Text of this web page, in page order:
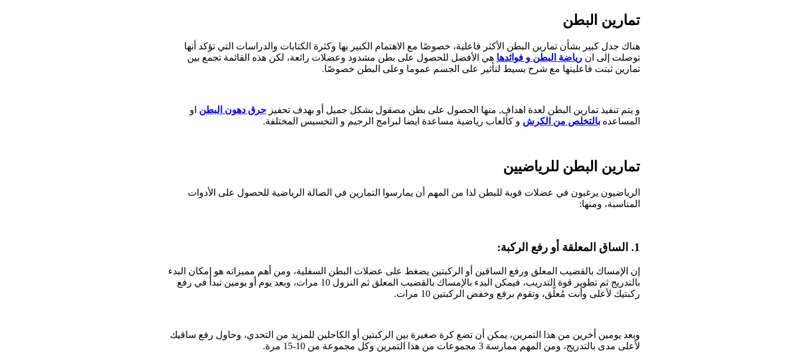
تمارين البطن
هناك جدل كبير بشأن تمارين البطن الأكثر فاعلية، خصوصًا مع الاهتمام الكبير بها وكثرة الكتابات والدراسات التي تؤكد أنها
توصلت إلى ان رياضة البطن و فوائدها هي الأفضل للحصول على بطن مشدود وعضلات رائعة، لكن هذه القائمة تجمع بين
تمارين ثبتت فاعليتها مع شرح بسيط لتأثير على الجسم عموما وعلى البطن خصوصًا.
و يتم تنفيذ تمارين البطن لعدة اهداف, منها الحصول على بطن مصقول بشكل جميل أو بهدف تحفيز حرق دهون البطن او
المساعده بالتخلص من الكرش و كألعاب رياضية مساعدة ايضا لبرامج الرجيم و التخسيس المختلفة.
تمارين البطن للرياضيين
الرياضيون يرغبون في عضلات قوية للبطن لذا من المهم أن يمارسوا التمارين في الصالة الرياضية للحصول على الأدوات
المناسبة، ومنها:
1. الساق المعلقة أو رفع الركبة:
إن الإمساك بالقضيب المعلق ورفع الساقين أو الركبتين يضغط على عضلات البطن السفلية، ومن أهم مميزاته هو إمكان البدء
بالتدريج ثم تطوير قوة التدريب، فيمكن البدء بالإمساك بالقضيب المعلق ثم النزول 10 مرات، وبعد يوم أو يومين تبدأ في رفع
ركبتيك لأعلى وأنت مُعلَّق، وتقوم برفع وخفض الركبتين 10 مرات.
وبعد يومين أخرين من هذا التمرين، يمكن أن تضع كرة صغيرة بين الركبتين أو الكاحلين للمزيد من التحدي، وحاول رفع ساقيك
لأعلى مدى بالتدريج، ومن المهم ممارسة 3 مجموعات من هذا التمرين وكل مجموعة من 10-15 مرة.